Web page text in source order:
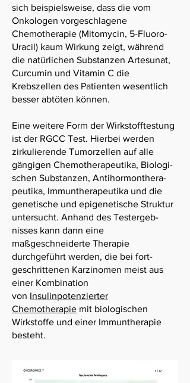
sich beispielsweise, dass die vom
Onkologen vorgeschlagene
Chemotherapie (Mitomycin, 5-Fluoro-
Uracil) kaum Wirkung zeigt, während
die natürlichen Substanzen Artesunat,
Curcumin und Vitamin C die
Krebszellen des Patienten wesentlich
besser abtöten können.
Eine weitere Form der Wirkstoff­testung
ist der RGCC Test. Hierbei werden
zirku­lierende Tumor­zellen auf alle
gängigen Chemo­thera­peutika, Biologi­
schen Substanzen, Anti­hormon­thera­
peutika, Immun­thera­peutika und die
genetische und epi­genetische Struktur
untersucht. Anhand des Test­ergeb­
nisses kann dann eine
maßgeschneiderte Therapie
durchgeführt werden, die bei fort­
geschrit­tenen Karzinomen meist aus
einer Kombination
von Insulinpotenzierter
Chemotherapie mit biologischen
Wirkstoffe und einer Immuntherapie
besteht.